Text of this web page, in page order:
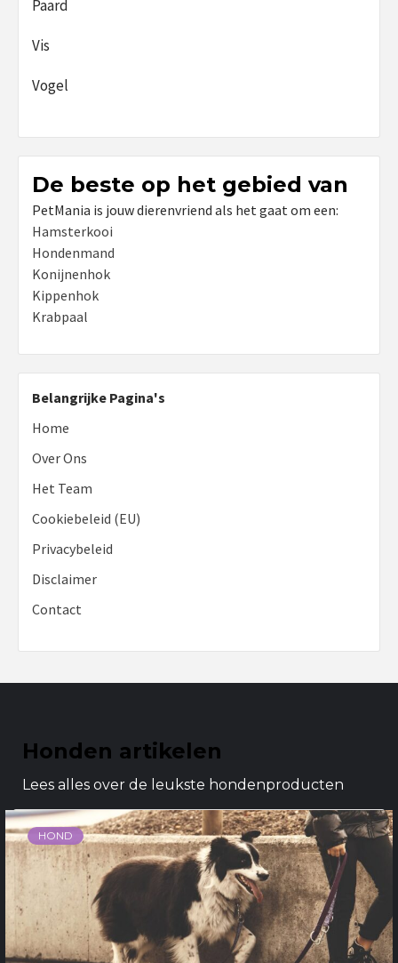
Paard
Vis
Vogel
De beste op het gebied van
PetMania is jouw dierenvriend als het gaat om een:
Hamsterkooi
Hondenmand
Konijnenhok
Kippenhok
Krabpaal
Belangrijke Pagina's
Home
Over Ons
Het Team
Cookiebeleid (EU)
Privacybeleid
Disclaimer
Contact
Honden artikelen
Lees alles over de leukste hondenproducten
HOND